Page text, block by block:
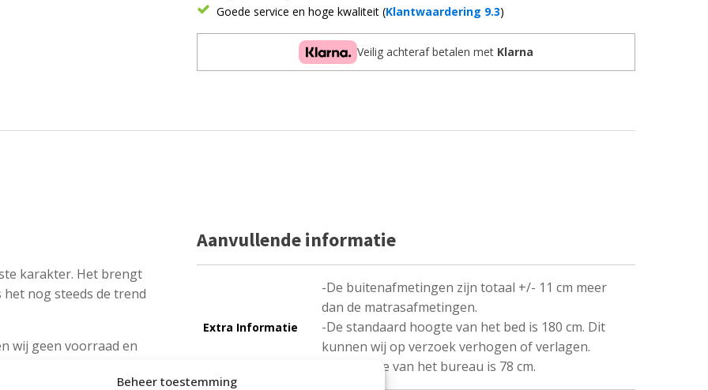
Beheer toestemming
Goede service en hoge kwaliteit (Klantwaardering 9.3)
Veilig achteraf betalen met Klarna
karakter. Het brengt
nog steeds de trend
wij geen voorraad en
Aanvullende informatie
Extra Informatie
-De buitenafmetingen zijn totaal +/- 11 cm meer
dan de matrasafmetingen.
-De standaard hoogte van het bed is 180 cm. Dit
kunnen wij op verzoek verhogen of verlagen.
-De hoogte van het bureau is 78 cm.